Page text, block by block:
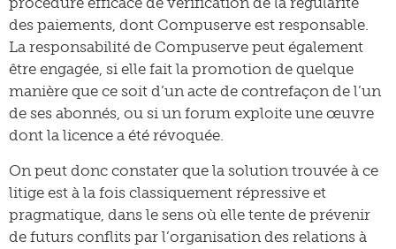
des paiements, dont Compuserve est responsable.
La responsabilité de Compuserve peut également
être engagée, si elle fait la promotion de quelque
manière que ce soit d’un acte de contrefaçon de l’un
de ses abonnés, ou si un forum exploite une œuvre
dont la licence a été révoquée.
On peut donc constater que la solution trouvée à ce
litige est à la fois classiquement répressive et
pragmatique, dans le sens où elle tente de prévenir
de futurs conflits par l’organisation des relations à